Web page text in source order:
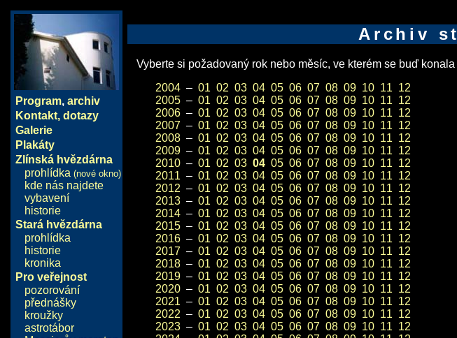
Program, archiv
Kontakt, dotazy
Galerie
Plakáty
Zlínská hvězdárna
prohlídka (nové okno)
kde nás najdete
vybavení
historie
Stará hvězdárna
prohlídka
historie
kronika
Pro veřejnost
pozorování
přednášky
kroužky
astrotábor
Archiv
Vyberte si požadovaný rok nebo měsíc, ve kterém se buď
2004 – 01 02 03 04 05 06 07 08 09 10 11 12
2005 – 01 02 03 04 05 06 07 08 09 10 11 12
2006 – 01 02 03 04 05 06 07 08 09 10 11 12
2007 – 01 02 03 04 05 06 07 08 09 10 11 12
2008 – 01 02 03 04 05 06 07 08 09 10 11 12
2009 – 01 02 03 04 05 06 07 08 09 10 11 12
2010 – 01 02 03 04 05 06 07 08 09 10 11 12
2011 – 01 02 03 04 05 06 07 08 09 10 11 12
2012 – 01 02 03 04 05 06 07 08 09 10 11 12
2013 – 01 02 03 04 05 06 07 08 09 10 11 12
2014 – 01 02 03 04 05 06 07 08 09 10 11 12
2015 – 01 02 03 04 05 06 07 08 09 10 11 12
2016 – 01 02 03 04 05 06 07 08 09 10 11 12
2017 – 01 02 03 04 05 06 07 08 09 10 11 12
2018 – 01 02 03 04 05 06 07 08 09 10 11 12
2019 – 01 02 03 04 05 06 07 08 09 10 11 12
2020 – 01 02 03 04 05 06 07 08 09 10 11 12
2021 – 01 02 03 04 05 06 07 08 09 10 11 12
2022 – 01 02 03 04 05 06 07 08 09 10 11 12
2023 – 01 02 03 04 05 06 07 08 09 10 11 12